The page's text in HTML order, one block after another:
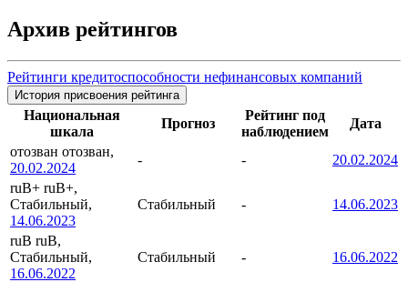
Архив рейтингов
Рейтинги кредитоспособности нефинансовых компаний
История присвоения рейтинга
Национальная
шкала
Прогноз
Рейтинг под
наблюдением
Дата
отозван отозван,
20.02.2024
- -
20.02.2024
ruB+ ruB+,
Стабильный,
14.06.2023
Стабильный - 14.06.2023
ruB ruB,
Стабильный,
16.06.2022
Стабильный - 16.06.2022